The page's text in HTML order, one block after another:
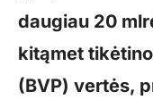
daugiau 20
kitąmet
(BVP) vertės,